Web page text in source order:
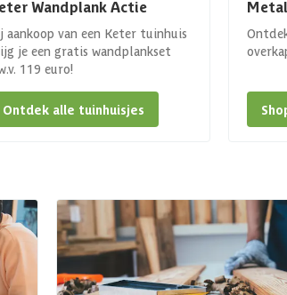
Wandplank Actie
aankoop van een Keter tuinhuis
je een gratis wandplankset
119 euro!
Ontdek alle tuinhuisjes